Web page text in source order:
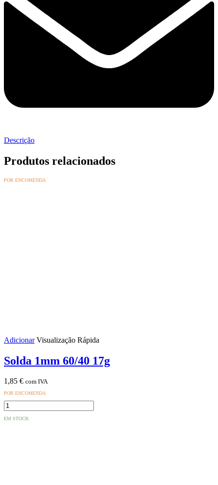
Descrição
Produtos relacionados
POR ENCOMENDA
Adicionar Visualização Rápida
Solda 1mm 60/40 17g
1,85 € com IVA
POR ENCOMENDA
Quantidade
de
Solda
EM STOCK